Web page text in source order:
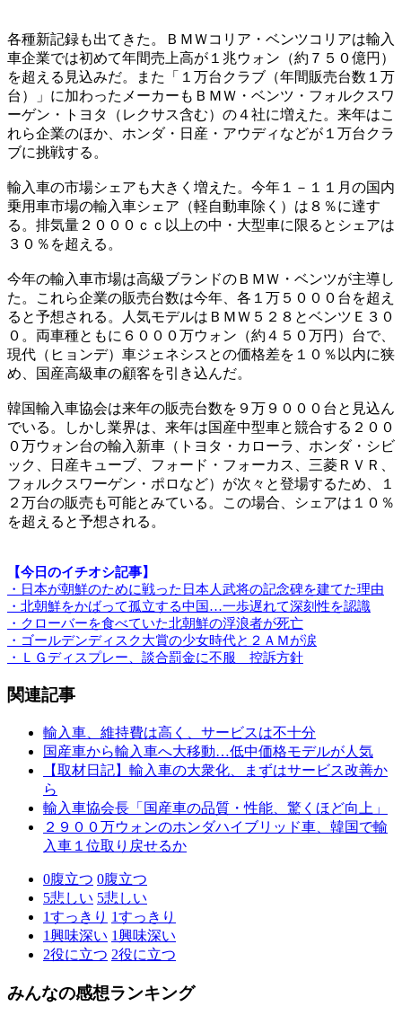
各種新記録も出てきた。ＢＭＷコリア・ベンツコリアは輸入
車企業では初めて年間売上高が１兆ウォン（約７５０億円）
を超える見込みだ。また「１万台クラブ（年間販売台数１万
台）」に加わったメーカーもＢＭＷ・ベンツ・フォルクスワ
ーゲン・トヨタ（レクサス含む）の４社に増えた。来年はこ
れら企業のほか、ホンダ・日産・アウディなどが１万台クラ
ブに挑戦する。
輸入車の市場シェアも大きく増えた。今年１－１１月の国内
乗用車市場の輸入車シェア（軽自動車除く）は８％に達す
る。排気量２０００ｃｃ以上の中・大型車に限るとシェアは
３０％を超える。
今年の輸入車市場は高級ブランドのＢＭＷ・ベンツが主導し
た。これら企業の販売台数は今年、各１万５０００台を超え
ると予想される。人気モデルはＢＭＷ５２８とベンツＥ３０
０。両車種ともに６０００万ウォン（約４５０万円）台で、
現代（ヒョンデ）車ジェネシスとの価格差を１０％以内に狭
め、国産高級車の顧客を引き込んだ。
韓国輸入車協会は来年の販売台数を９万９０００台と見込ん
でいる。しかし業界は、来年は国産中型車と競合する２００
０万ウォン台の輸入新車（トヨタ・カローラ、ホンダ・シビ
ック、日産キューブ、フォード・フォーカス、三菱ＲＶＲ、
フォルクスワーゲン・ポロなど）が次々と登場するため、１
２万台の販売も可能とみている。この場合、シェアは１０％
を超えると予想される。
【今日のイチオシ記事】
・日本が朝鮮のために戦った日本人武将の記念碑を建てた理由
・北朝鮮をかばって孤立する中国…一歩遅れて深刻性を認識
・クローバーを食べていた北朝鮮の浮浪者が死亡
・ゴールデンディスク大賞の少女時代と２ＡＭが涙
・ＬＧディスプレー、談合罰金に不服 控訴方針
関連記事
輸入車、維持費は高く、サービスは不十分
国産車から輸入車へ大移動…低中価格モデルが人気
【取材日記】輸入車の大衆化、まずはサービス改善か
ら
輸入車協会長「国産車の品質・性能、驚くほど向上」
２９００万ウォンのホンダハイブリッド車、韓国で輸
入車１位取り戻せるか
0腹立つ 0腹立つ
5悲しい 5悲しい
1すっきり 1すっきり
1興味深い 1興味深い
2役に立つ 2役に立つ
みんなの感想ランキング